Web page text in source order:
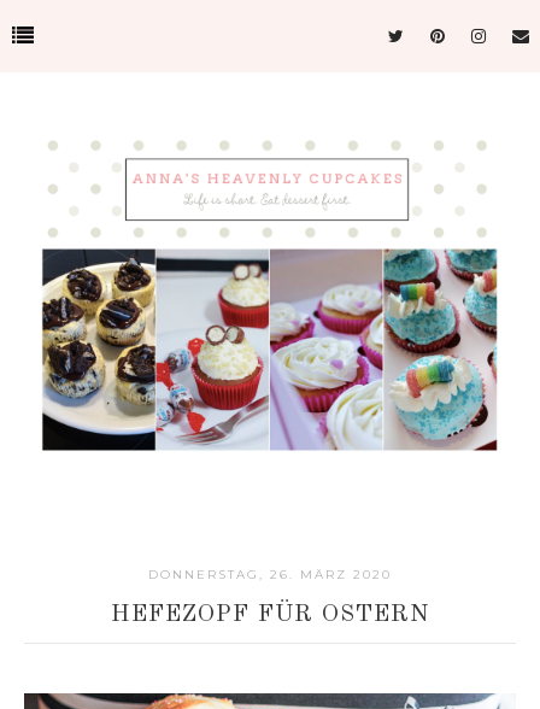
DONNERSTAG, 26. MÄRZ 2020
HEFEZOPF FÜR OSTERN